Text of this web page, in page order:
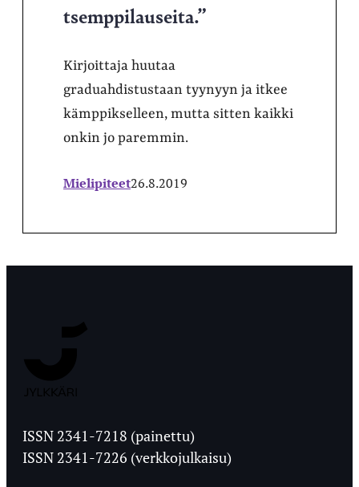
tsemppilauseita.”
Kirjoittaja huutaa
graduahdistustaan tyynyyn ja itkee
kämppikselleen, mutta sitten kaikki
onkin jo paremmin.
Mielipiteet26.8.2019
Ylioppilaslehti
ISSN 2341-7218 (painettu)
ISSN 2341-7226 (verkkojulkaisu)